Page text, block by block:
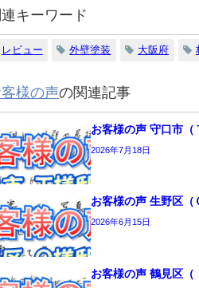
連キーワード
レビュー 外壁塗装 大阪府
様の声の関連記事
お客様の声 守口市（
2026年7月18日
お客様の声 生野区（
2026年6月15日
お客様の声 鶴見区（